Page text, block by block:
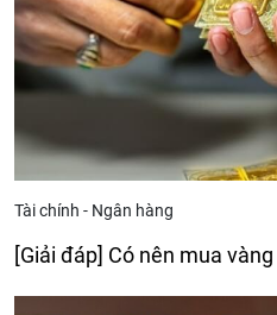
Tài chính - Ngân hàng
[Giải đáp] Có nên mua